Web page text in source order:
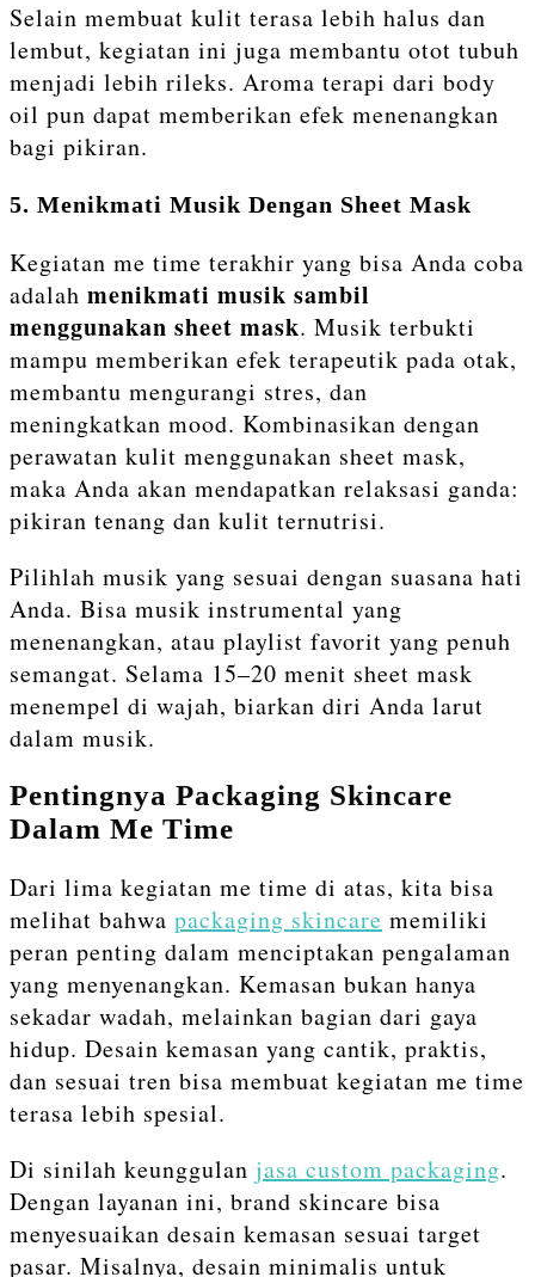
Selain membuat kulit terasa lebih halus dan
lembut, kegiatan ini juga membantu otot tubuh
menjadi lebih rileks. Aroma terapi dari body
oil pun dapat memberikan efek menenangkan
bagi pikiran.
5. Menikmati Musik Dengan Sheet Mask
Kegiatan me time terakhir yang bisa Anda coba
adalah menikmati musik sambil
menggunakan sheet mask. Musik terbukti
mampu memberikan efek terapeutik pada otak,
membantu mengurangi stres, dan
meningkatkan mood. Kombinasikan dengan
perawatan kulit menggunakan sheet mask,
maka Anda akan mendapatkan relaksasi ganda:
pikiran tenang dan kulit ternutrisi.
Pilihlah musik yang sesuai dengan suasana hati
Anda. Bisa musik instrumental yang
menenangkan, atau playlist favorit yang penuh
semangat. Selama 15–20 menit sheet mask
menempel di wajah, biarkan diri Anda larut
dalam musik.
Pentingnya Packaging Skincare
Dalam Me Time
Dari lima kegiatan me time di atas, kita bisa
melihat bahwa packaging skincare memiliki
peran penting dalam menciptakan pengalaman
yang menyenangkan. Kemasan bukan hanya
sekadar wadah, melainkan bagian dari gaya
hidup. Desain kemasan yang cantik, praktis,
dan sesuai tren bisa membuat kegiatan me time
terasa lebih spesial.
Di sinilah keunggulan jasa custom packaging.
Dengan layanan ini, brand skincare bisa
menyesuaikan desain kemasan sesuai target
pasar. Misalnya, desain minimalis untuk